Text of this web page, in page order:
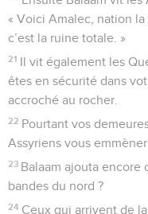
« Voici Amalec, nation la
c’est la ruine totale. »
21 Il vit également les
êtes en sécurité dans
accroché au rocher.
22 Pourtant vos
Assyriens vous
23 Balaam ajouta encore
bandes du nord ?
24 Ceux qui arrivent de